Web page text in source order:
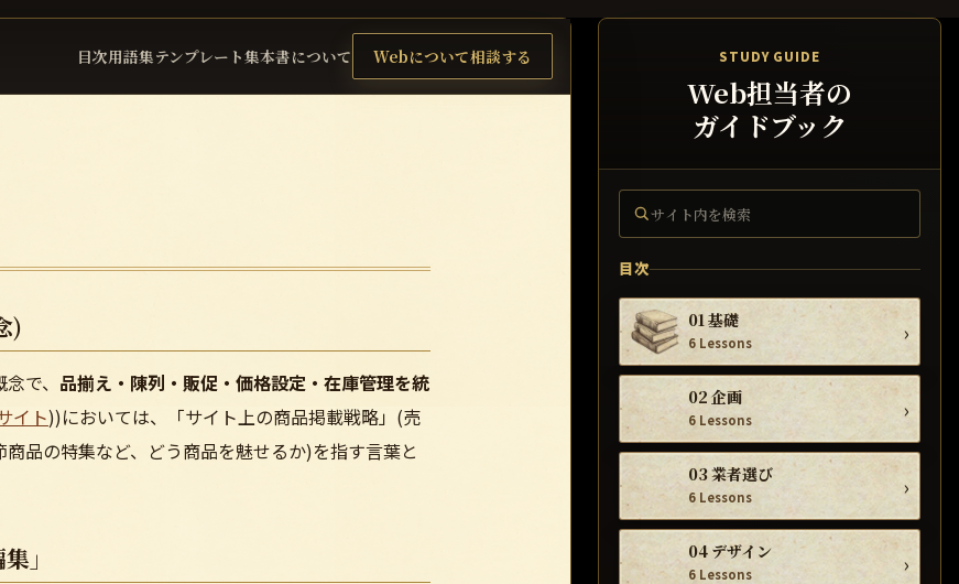
STUDY GUIDE
Web担当者の
ガイドブック
サイト内を検索
目次
01 基礎
6 Lessons ›
02 企画
6 Lessons ›
03 業者選び
6 Lessons ›
04 デザイン
6 Lessons ›
目次用語集テンプレート集本書について Webについて相談する
)
で、 品揃え・陳列・販促・価格設定・在庫管理を統
イト))においては、「サイト上の商品掲載戦略」(売
品の特集など、どう商品を魅せるか)を指す言葉と
」